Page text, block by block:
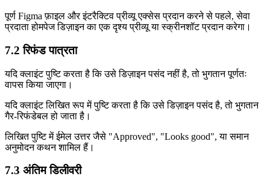
पूर्ण Figma फ़ाइल और इंटरैक्टिव प्रीव्यू एक्सेस प्रदान करने से पहले, सेवा
प्रदाता होमपेज डिज़ाइन का एक दृश्य प्रीव्यू या स्क्रीनशॉट प्रदान करेगा।
7.2 रिफंड पात्रता
यदि क्लाइंट पुष्टि करता है कि उसे डिज़ाइन पसंद नहीं है, तो भुगतान पूर्णतः
वापस किया जाएगा।
यदि क्लाइंट लिखित रूप में पुष्टि करता है कि उसे डिज़ाइन पसंद है, तो भुगतान
गैर-रिफंडेबल हो जाता है।
लिखित पुष्टि में ईमेल उत्तर जैसे "Approved", "Looks good", या समान
अनुमोदन कथन शामिल हैं।
7.3 अंतिम डिलीवरी